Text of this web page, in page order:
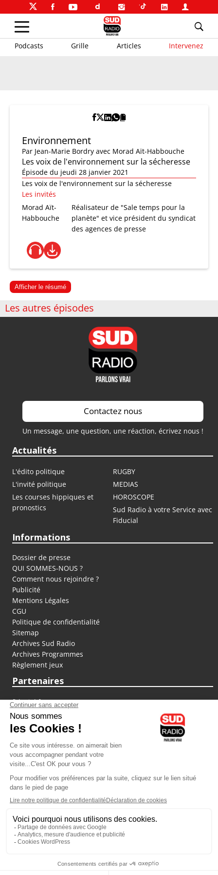
Podcasts Grille Articles Intervenez
Environnement
Par Jean-Marie Bordry avec Morad Aït-Habbouche
Les voix de l'environnement sur la sécheresse
Épisode du jeudi 28 janvier 2021
Les voix de l'environnement sur la sécheresse
Les invités
Morad Aït-
Habbouche
Réalisateur de "Sale temps pour la
planète" et vice président du syndicat
des agences de presse
Afficher le résumé
Les autres épisodes
Contactez nous
Un message, une question, une réaction, écrivez nous !
Actualités
L'édito politique
RUGBY
L'invité politique
MEDIAS
Les courses hippiques et
pronostics
HOROSCOPE
Sud Radio à votre Service avec
Fiducial
Informations
Dossier de presse
QUI SOMMES-NOUS ?
Comment nous rejoindre ?
Publicité
Mentions Légales
CGU
Politique de confidentialité
Sitemap
Archives Sud Radio
Archives Programmes
Règlement jeux
Partenaires
fiducial.fr
lyoncapitale.fr
olympique-et-lyonnais.com
L'application Iphone / Android
Téléchargez l'application
Les cookies
Gestion des cookies
Crédit photos : ©Sud Radio / Pierre Olivier